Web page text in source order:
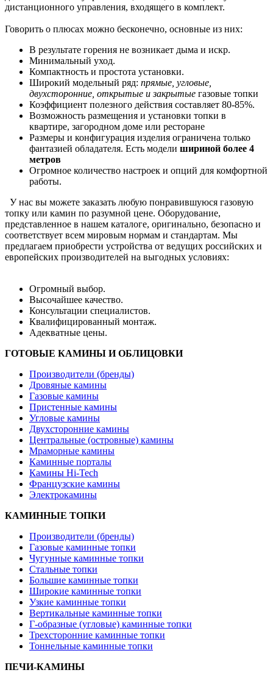
дистанционного управления, входящего в комплект.
Говорить о плюсах можно бесконечно, основные из них:
В результате горения не возникает дыма и искр.
Минимальный уход.
Компактность и простота установки.
Широкий модельный ряд: прямые, угловые,
двухсторонние, открытые и закрытые газовые топки
Коэффициент полезного действия составляет 80-85%.
Возможность размещения и установки топки в
квартире, загородном доме или ресторане
Размеры и конфигурация изделия ограничена только
фантазией обладателя. Есть модели шириной более 4
метров
Огромное количество настроек и опций для комфортной
работы.
У нас вы можете заказать любую понравившуюся газовую
топку или камин по разумной цене. Оборудование,
представленное в нашем каталоге, оригинально, безопасно и
соответствует всем мировым нормам и стандартам. Мы
предлагаем приобрести устройства от ведущих российских и
европейских производителей на выгодных условиях:
Огромный выбор.
Высочайшее качество.
Консультации специалистов.
Квалифицированный монтаж.
Адекватные цены.
ГОТОВЫЕ КАМИНЫ И ОБЛИЦОВКИ
Производители (бренды)
Дровяные камины
Газовые камины
Пристенные камины
Угловые камины
Двухсторонние камины
Центральные (островные) камины
Мраморные камины
Каминные порталы
Камины Hi-Tech
Французские камины
Электрокамины
КАМИННЫЕ ТОПКИ
Производители (бренды)
Газовые каминные топки
Чугунные каминные топки
Стальные топки
Большие каминные топки
Широкие каминные топки
Узкие каминные топки
Вертикальные каминные топки
Г-образные (угловые) каминные топки
Трехсторонние каминные топки
Тоннельные каминные топки
ПЕЧИ-КАМИНЫ